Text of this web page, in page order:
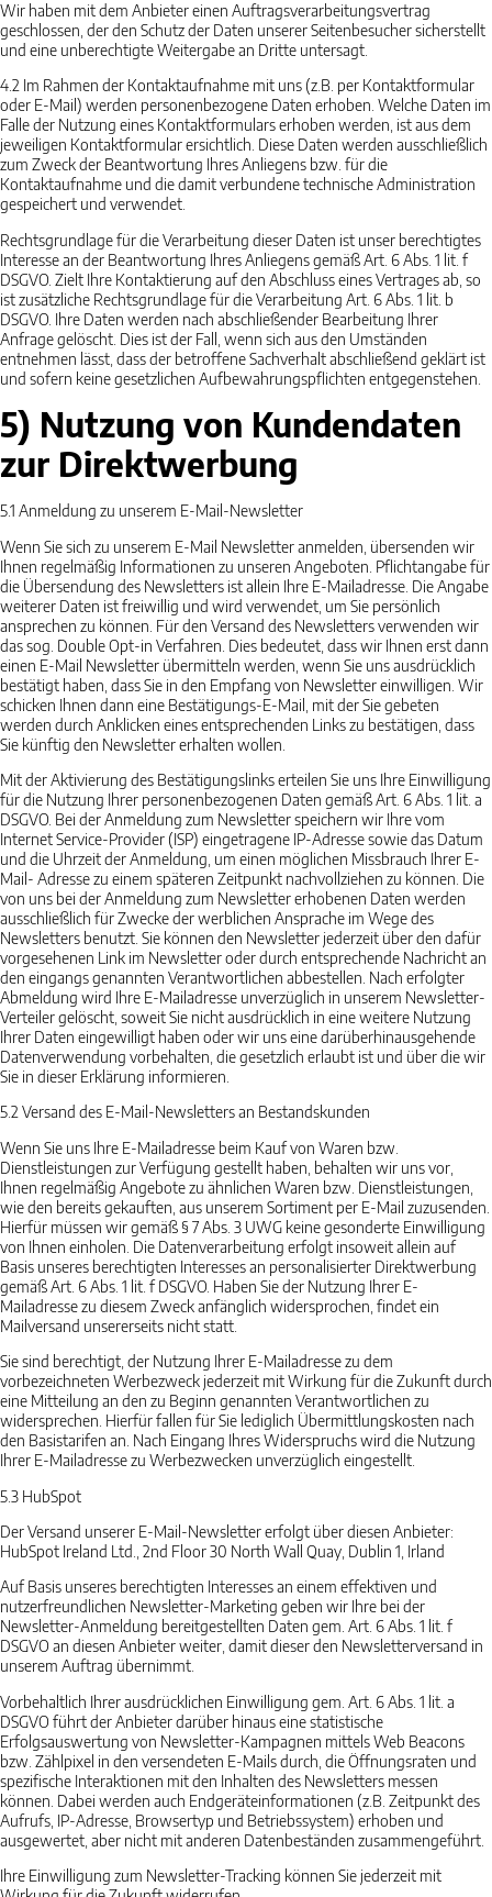
Wir haben mit dem Anbieter einen Auftragsverarbeitungsvertrag
geschlossen, der den Schutz der Daten unserer Seitenbesucher sicherstellt
und eine unberechtigte Weitergabe an Dritte untersagt.
4.2 Im Rahmen der Kontaktaufnahme mit uns (z.B. per Kontaktformular
oder E-Mail) werden personenbezogene Daten erhoben. Welche Daten im
Falle der Nutzung eines Kontaktformulars erhoben werden, ist aus dem
jeweiligen Kontaktformular ersichtlich. Diese Daten werden ausschließlich
zum Zweck der Beantwortung Ihres Anliegens bzw. für die
Kontaktaufnahme und die damit verbundene technische Administration
gespeichert und verwendet.
Rechtsgrundlage für die Verarbeitung dieser Daten ist unser berechtigtes
Interesse an der Beantwortung Ihres Anliegens gemäß Art. 6 Abs. 1 lit. f
DSGVO. Zielt Ihre Kontaktierung auf den Abschluss eines Vertrages ab, so
ist zusätzliche Rechtsgrundlage für die Verarbeitung Art. 6 Abs. 1 lit. b
DSGVO. Ihre Daten werden nach abschließender Bearbeitung Ihrer
Anfrage gelöscht. Dies ist der Fall, wenn sich aus den Umständen
entnehmen lässt, dass der betroffene Sachverhalt abschließend geklärt ist
und sofern keine gesetzlichen Aufbewahrungspflichten entgegenstehen.
5) Nutzung von Kundendaten
zur Direktwerbung
5.1 Anmeldung zu unserem E-Mail-Newsletter
Wenn Sie sich zu unserem E-Mail Newsletter anmelden, übersenden wir
Ihnen regelmäßig Informationen zu unseren Angeboten. Pflichtangabe für
die Übersendung des Newsletters ist allein Ihre E-Mailadresse. Die Angabe
weiterer Daten ist freiwillig und wird verwendet, um Sie persönlich
ansprechen zu können. Für den Versand des Newsletters verwenden wir
das sog. Double Opt-in Verfahren. Dies bedeutet, dass wir Ihnen erst dann
einen E-Mail Newsletter übermitteln werden, wenn Sie uns ausdrücklich
bestätigt haben, dass Sie in den Empfang von Newsletter einwilligen. Wir
schicken Ihnen dann eine Bestätigungs-E-Mail, mit der Sie gebeten
werden durch Anklicken eines entsprechenden Links zu bestätigen, dass
Sie künftig den Newsletter erhalten wollen.
Mit der Aktivierung des Bestätigungslinks erteilen Sie uns Ihre Einwilligung
für die Nutzung Ihrer personenbezogenen Daten gemäß Art. 6 Abs. 1 lit. a
DSGVO. Bei der Anmeldung zum Newsletter speichern wir Ihre vom
Internet Service-Provider (ISP) eingetragene IP-Adresse sowie das Datum
und die Uhrzeit der Anmeldung, um einen möglichen Missbrauch Ihrer E-
Mail- Adresse zu einem späteren Zeitpunkt nachvollziehen zu können. Die
von uns bei der Anmeldung zum Newsletter erhobenen Daten werden
ausschließlich für Zwecke der werblichen Ansprache im Wege des
Newsletters benutzt. Sie können den Newsletter jederzeit über den dafür
vorgesehenen Link im Newsletter oder durch entsprechende Nachricht an
den eingangs genannten Verantwortlichen abbestellen. Nach erfolgter
Abmeldung wird Ihre E-Mailadresse unverzüglich in unserem Newsletter-
Verteiler gelöscht, soweit Sie nicht ausdrücklich in eine weitere Nutzung
Ihrer Daten eingewilligt haben oder wir uns eine darüberhinausgehende
Datenverwendung vorbehalten, die gesetzlich erlaubt ist und über die wir
Sie in dieser Erklärung informieren.
5.2Versand des E-Mail-Newsletters an Bestandskunden
Wenn Sie uns Ihre E-Mailadresse beim Kauf von Waren bzw.
Dienstleistungen zur Verfügung gestellt haben, behalten wir uns vor,
Ihnen regelmäßig Angebote zu ähnlichen Waren bzw. Dienstleistungen,
wie den bereits gekauften, aus unserem Sortiment per E-Mail zuzusenden.
Hierfür müssen wir gemäß § 7 Abs. 3 UWG keine gesonderte Einwilligung
von Ihnen einholen. Die Datenverarbeitung erfolgt insoweit allein auf
Basis unseres berechtigten Interesses an personalisierter Direktwerbung
gemäß Art. 6 Abs. 1 lit. f DSGVO. Haben Sie der Nutzung Ihrer E-
Mailadresse zu diesem Zweck anfänglich widersprochen, findet ein
Mailversand unsererseits nicht statt.
Sie sind berechtigt, der Nutzung Ihrer E-Mailadresse zu dem
vorbezeichneten Werbezweck jederzeit mit Wirkung für die Zukunft durch
eine Mitteilung an den zu Beginn genannten Verantwortlichen zu
widersprechen. Hierfür fallen für Sie lediglich Übermittlungskosten nach
den Basistarifen an. Nach Eingang Ihres Widerspruchs wird die Nutzung
Ihrer E-Mailadresse zu Werbezwecken unverzüglich eingestellt.
5.3 HubSpot
Der Versand unserer E-Mail-Newsletter erfolgt über diesen Anbieter:
HubSpot Ireland Ltd., 2nd Floor 30 North Wall Quay, Dublin 1, Irland
Auf Basis unseres berechtigten Interesses an einem effektiven und
nutzerfreundlichen Newsletter-Marketing geben wir Ihre bei der
Newsletter-Anmeldung bereitgestellten Daten gem. Art. 6 Abs. 1 lit. f
DSGVO an diesen Anbieter weiter, damit dieser den Newsletterversand in
unserem Auftrag übernimmt.
Vorbehaltlich Ihrer ausdrücklichen Einwilligung gem. Art. 6 Abs. 1 lit. a
DSGVO führt der Anbieter darüber hinaus eine statistische
Erfolgsauswertung von Newsletter-Kampagnen mittels Web Beacons
bzw. Zählpixel in den versendeten E-Mails durch, die Öffnungsraten und
spezifische Interaktionen mit den Inhalten des Newsletters messen
können. Dabei werden auch Endgeräteinformationen (z.B. Zeitpunkt des
Aufrufs, IP-Adresse, Browsertyp und Betriebssystem) erhoben und
ausgewertet, aber nicht mit anderen Datenbeständen zusammengeführt.
Ihre Einwilligung zum Newsletter-Tracking können Sie jederzeit mit